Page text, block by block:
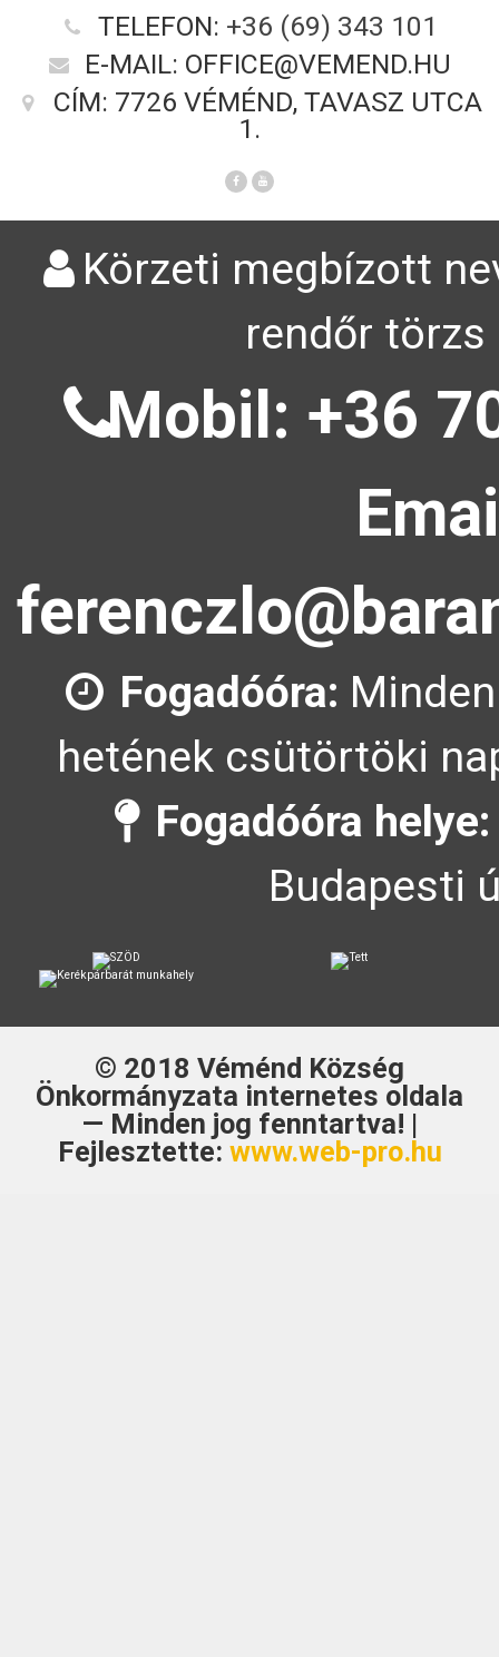
TELEFON: +36 (69) 343 101
E-MAIL: OFFICE@VEMEND.HU
CÍM: 7726 VÉMÉND, TAVASZ UTCA
1.
Körzeti megbízott
rendőr törzs
Mobil: +36
Fogadóóra:
hetének csütörtöki
Fogadóóra helye:
Budapesti
© 2018 Véménd Község
Önkormányzata internetes oldala
— Minden jog fenntartva! |
Fejlesztette: www.web-pro.hu